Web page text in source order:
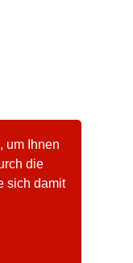
um Ihnen
die
sich damit